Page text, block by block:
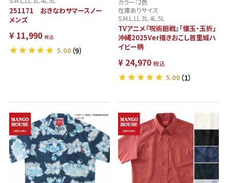
251171 おきなわサマースノー
メンズ
¥ 11,990 税込
5.00 （9）
在庫ありサイズ
S.M.L.LL.3L.4L.5L
TVアニメ『呪術廻戦』「懐玉・玉折」
沖縄2025Ver描きおこし首里城ハ
イビー柄
¥ 24,970 税込
5.00 （1）